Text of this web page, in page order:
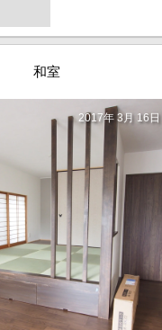
和室
2017年 3月 16日